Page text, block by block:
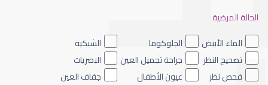
الماء الأزرق داخل العين
الحالة المرضية
الماء الأبيض
الجلوكوما
الشبكية
تصحيح النظر
جراحة تجميل العين
البصريات
فحص نظر
عيون الأطفال جفاف العين